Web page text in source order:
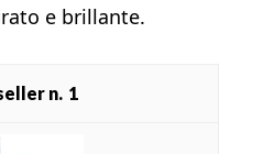
e brillante.
1